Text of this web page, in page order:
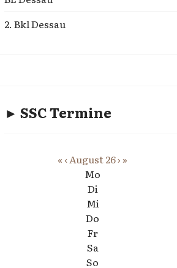
2. Bkl Dessau
► SSC Termine
« ‹August 26› »
Mo
Di
Mi
Do
Fr
Sa
So